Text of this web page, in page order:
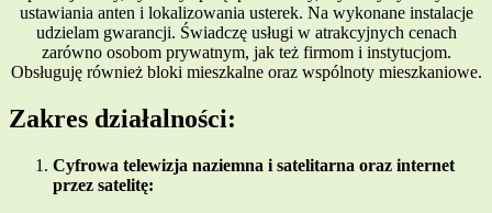
ustawiania anten i lokalizowania usterek. Na wykonane instalacje
udzielam gwarancji. Świadczę usługi w atrakcyjnych cenach
zarówno osobom prywatnym, jak też firmom i instytucjom.
Obsługuję również bloki mieszkalne oraz wspólnoty mieszkaniowe.
Zakres działalności:
Cyfrowa telewizja naziemna i satelitarna oraz internet
przez satelitę: